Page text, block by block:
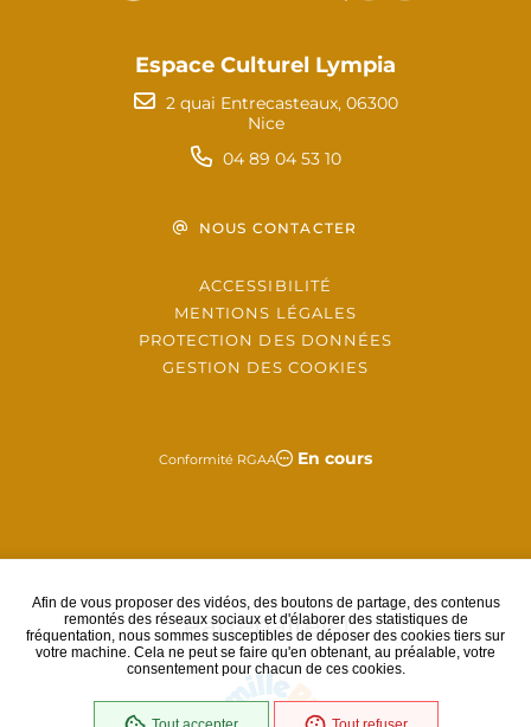
Afin de vous proposer des vidéos, des boutons de partage, des contenus
remontés des réseaux sociaux et d'élaborer des statistiques de
fréquentation, nous sommes susceptibles de déposer des cookies tiers sur
votre machine. Cela ne peut se faire qu'en obtenant, au préalable, votre
consentement pour chacun de ces cookies.
Espace Culturel Lympia
2 quai Entrecasteaux, 06300
Nice
04 89 04 53 10
NOUS CONTACTER
ACCESSIBILITÉ
MENTIONS LÉGALES
PROTECTION DES DONNÉES
GESTION DES COOKIES
Conformité RGAA En cours
Partenaire(s)